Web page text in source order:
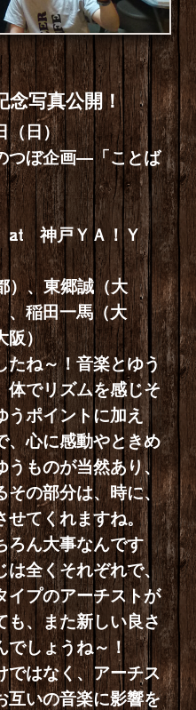
念写真公開！
（日）
―「ことば
Ａ！Ｙ
）、東郷誠（大
、稲田一馬（大
阪）
ね～！音楽とゆう
体でリズムを感じそ
うポイントに加え
、心に感動やときめ
うものが当然あり、
その部分は、時に、
せてくれますね。
ろん大事なんです
は全くそれぞれで、
イプのアーチストが
も、また新しい良さ
でしょうね～！
ではなく、アーチス
互いの音楽に影響を